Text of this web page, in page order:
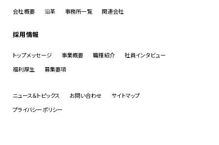
会社概要 沿革 事務所一覧 関連会社
採用情報
トップメッセージ 事業概要 職種紹介
社員インタビュー
福利厚生
募集要項
ニュース＆トピックス お問い合わせ
サイトマップ
プライバシーポリシー